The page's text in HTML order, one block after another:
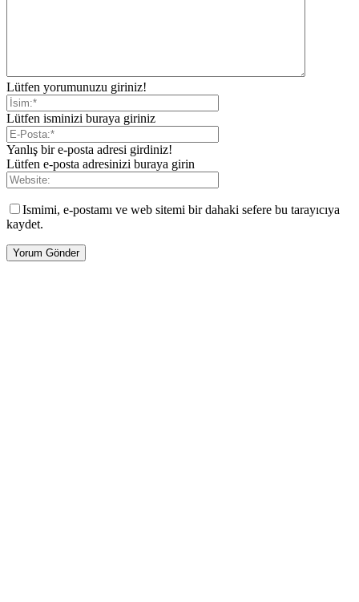
Lütfen yorumunuzu giriniz!
Lütfen isminizi buraya giriniz
Yanlış bir e-posta adresi girdiniz!
Lütfen e-posta adresinizi buraya girin
Ismimi, e-postamı ve web sitemi bir dahaki sefere bu tarayıcıya
kaydet.